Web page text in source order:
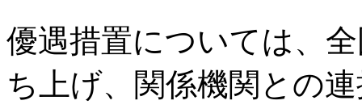
優遇措置については、
ち上げ、関係機関との